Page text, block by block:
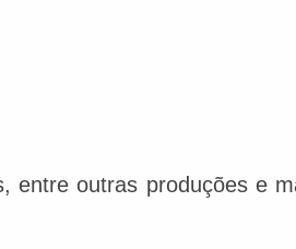
entre outras produções e